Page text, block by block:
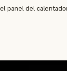
panel del